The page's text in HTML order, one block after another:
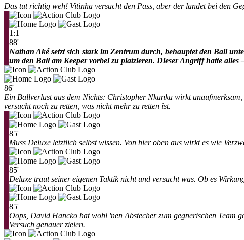
Das tut richtig weh! Vitinha versucht den Pass, aber der landet bei den
1:1
88'
Nathan Aké setzt sich stark im Zentrum durch, behauptet den Ball
um den Ball am Keeper vorbei zu platzieren. Dieser Angriff hatte alles
86'
Ein Ballverlust aus dem Nichts: Christopher Nkunku wirkt
versucht noch zu retten, was nicht mehr zu retten ist.
85'
Muss Deluxe letztlich selbst wissen. Von hier oben aus wirkt es wie
85'
Deluxe traut seiner eigenen Taktik nicht und versucht was. Ob es
85'
Oops, David Hancko hat wohl 'nen Abstecher zum gegnerischen Team
Versuch genauer zielen.